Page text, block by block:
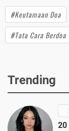
#Keutamaan Doa
#Tata Cara Berdoa
Trending
20